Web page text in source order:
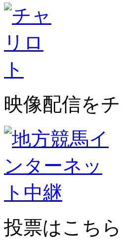
映像配信をチ
投票はこちら